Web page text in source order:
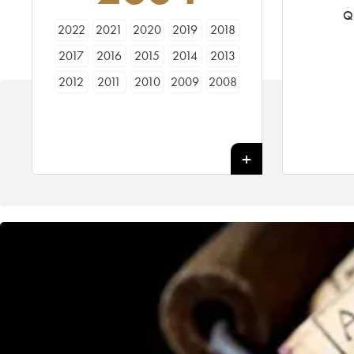
2022 2021 2020 2019
2018
2017
2016 2015 2014
2013
2012
2011 2010 2009
2008
1978
1974
1969
1967
1961
1957
1956